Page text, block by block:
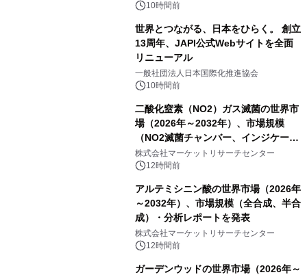
10時間前
世界とつながる、日本をひらく。 創立
13周年、JAPI公式Webサイトを全面
リニューアル
一般社団法人日本国際化推進協会
10時間前
二酸化窒素（NO2）ガス滅菌の世界市
場（2026年～2032年）、市場規模
（NO2滅菌チャンバー、インジケータ
ーおよびモニタリングシステム、その
他）・分析レポートを発表
株式会社マーケットリサーチセンター
12時間前
アルテミシニン酸の世界市場（2026年
～2032年）、市場規模（全合成、半合
成）・分析レポートを発表
株式会社マーケットリサーチセンター
12時間前
ガーデンウッドの世界市場（2026年～